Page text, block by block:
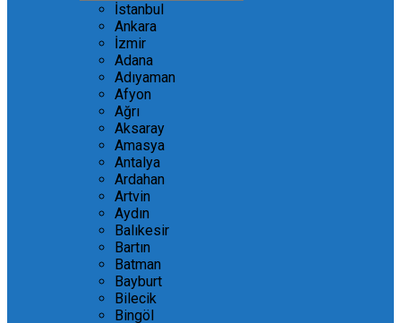
İstanbul
Ankara
İzmir
Adana
Adıyaman
Afyon
Ağrı
Aksaray
Amasya
Antalya
Ardahan
Artvin
Aydın
Balıkesir
Bartın
Batman
Bayburt
Bilecik
Bingöl